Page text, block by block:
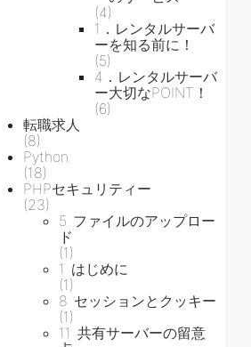
(4)
1．レンタルサーバ
ーを知る前に！
(5)
4．レンタルサーバ
ー大切なPOINT！
(6)
転職求人
(8)
Python
(18)
PHPセキュリティー
(23)
5 ファイルのアップロー
ド
(1)
1 はじめに
(1)
8 セッションとクッキー
(1)
11 共有サーバーの留意